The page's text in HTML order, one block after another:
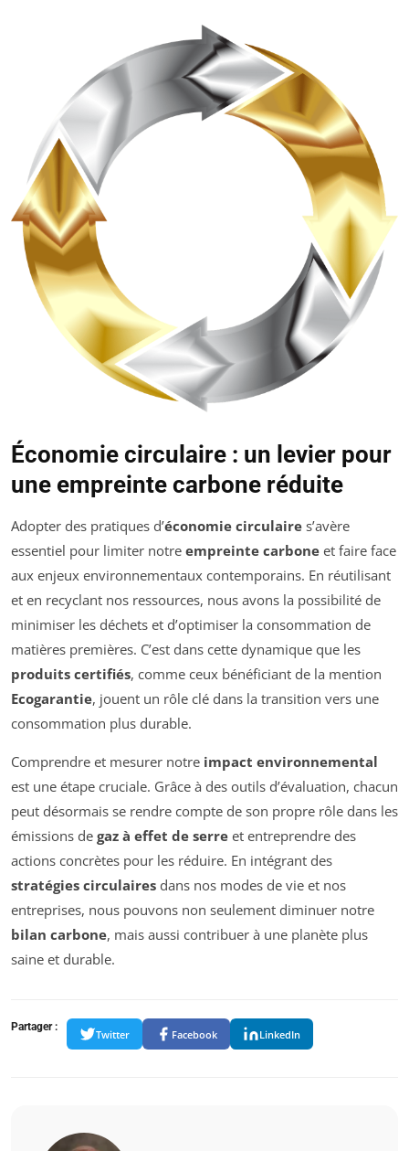
Économie circulaire : un levier pour
une empreinte carbone réduite
Adopter des pratiques d’économie circulaire s’avère
essentiel pour limiter notre empreinte carbone et faire face
aux enjeux environnementaux contemporains. En réutilisant
et en recyclant nos ressources, nous avons la possibilité de
minimiser les déchets et d’optimiser la consommation de
matières premières. C’est dans cette dynamique que les
produits certifiés, comme ceux bénéficiant de la mention
Ecogarantie, jouent un rôle clé dans la transition vers une
consommation plus durable.
Comprendre et mesurer notre impact environnemental
est une étape cruciale. Grâce à des outils d’évaluation, chacun
peut désormais se rendre compte de son propre rôle dans les
émissions de gaz à effet de serre et entreprendre des
actions concrètes pour les réduire. En intégrant des
stratégies circulaires dans nos modes de vie et nos
entreprises, nous pouvons non seulement diminuer notre
bilan carbone, mais aussi contribuer à une planète plus
saine et durable.
Partager :
Twitter Facebook LinkedIn